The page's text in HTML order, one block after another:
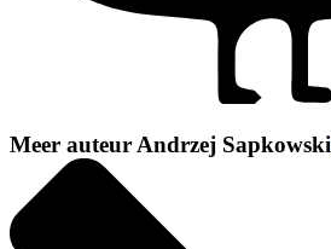
Meer auteur Andrzej Sapkowski